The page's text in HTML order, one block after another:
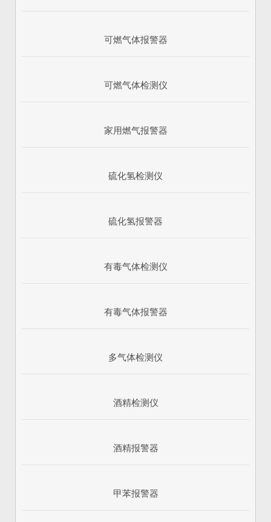
可燃气体报警器
可燃气体检测仪
家用燃气报警器
硫化氢检测仪
硫化氢报警器
有毒气体检测仪
有毒气体报警器
多气体检测仪
酒精检测仪
酒精报警器
甲苯报警器